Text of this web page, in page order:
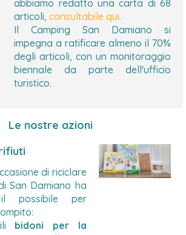
abbiamo redatto una carta di 68
articoli,consultabile qui.
Il Camping San Damiano si
impegna a ratificare almeno il 70%
degli articoli, con un monitoraggio
biennale da parte dell'ufficio
turistico.
Le nostre azioni
di riciclare
San Damiano ha
possibile per
bidoni per la